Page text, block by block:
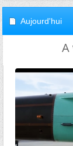
Aujourd'hui
A